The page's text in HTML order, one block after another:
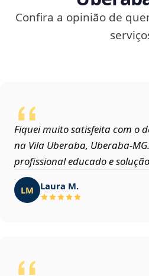
Confira a opinião de
Fiquei muito satisfeita com o
na Vila Uberaba,
profissional educado e
LM Laura M.